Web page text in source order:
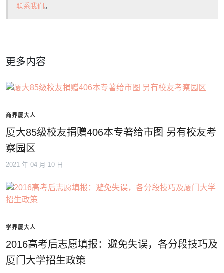
联系我们。
更多内容
商界厦大人
厦大85级校友捐赠406本专著给市图 另有校友考
察园区
2021 年 04 月 10 日
学界厦大人
2016高考后志愿填报：避免失误，各分段技巧及
厦门大学招生政策